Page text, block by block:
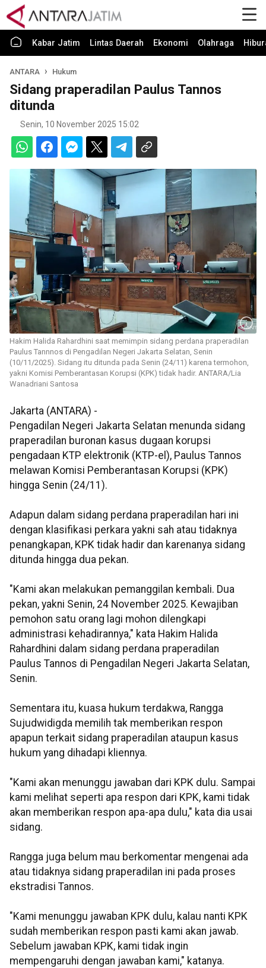
Kabar Jatim Lintas Daerah Ekonomi Olahraga
ANTARA Hukum
Sidang praperadilan Paulus Tannos
ditunda
Senin, 10 November 2025 15:02
Hakim Halida Rahardhini saat memimpin sidang perdana praperadilan
Paulus Tannnos di Pengadilan Negeri Jakarta Selatan, Senin
(10/11/2025). Sidang itu ditunda pada Senin (24/11) karena termohon,
yakni Komisi Pemberantasan Korupsi (KPK) tidak hadir. ANTARA/Lia
Wanadriani Santosa
Jakarta (ANTARA) -
Pengadilan Negeri Jakarta Selatan menunda sidang
praperadilan buronan kasus dugaan korupsi
pengadaan KTP elektronik (KTP-el), Paulus Tannos
melawan Komisi Pemberantasan Korupsi (KPK)
hingga Senin (24/11).
Adapun dalam sidang perdana praperadilan hari ini
dengan klasifikasi perkara yakni sah atau tidaknya
penangkapan, KPK tidak hadir dan karenanya sidang
ditunda hingga dua pekan.
"Kami akan melakukan pemanggilan kembali. Dua
pekan, yakni Senin, 24 November 2025. Kewajiban
pemohon satu orang lagi mohon dilengkapi
administrasi kehadirannya," kata Hakim Halida
Rahardhini dalam sidang perdana praperadilan
Paulus Tannos di Pengadilan Negeri Jakarta Selatan,
Senin.
Sementara itu, kuasa hukum terdakwa, Rangga
Sujudwidigda memilih tak memberikan respon
apapun terkait sidang praperadilan ataupun kasus
hukum yang dihadapi kliennya.
"Kami akan menunggu jawaban dari KPK dulu. Sampai
kami melihat seperti apa respon dari KPK, kami tidak
akan memberikan respon apa-apa dulu," kata dia usai
sidang.
Rangga juga belum mau berkomentar mengenai ada
atau tidaknya sidang praperadilan ini pada proses
ekstradisi Tannos.
"Kami menunggu jawaban KPK dulu, kalau nanti KPK
sudah memberikan respon pasti kami akan jawab.
Sebelum jawaban KPK, kami tidak ingin
mempengaruhi dengan jawaban kami," katanya.